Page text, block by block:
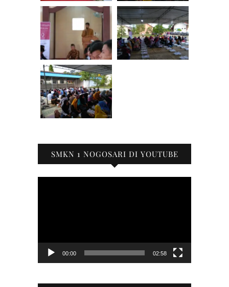
SMKN 1 NOGOSARI DI YOUTUBE
00:00 02:58